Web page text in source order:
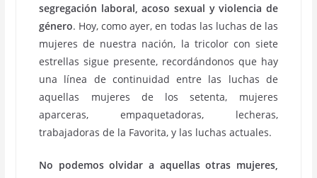
segregación laboral, acoso sexual y violencia de
género. Hoy, como ayer, en todas las luchas de las
mujeres de nuestra nación, la tricolor con siete
estrellas sigue presente, recordándonos que hay
una línea de continuidad entre las luchas de
aquellas mujeres de los setenta, mujeres
aparceras, empaquetadoras, lecheras,
trabajadoras de la Favorita, y las luchas actuales.
No podemos olvidar a aquellas otras mujeres,